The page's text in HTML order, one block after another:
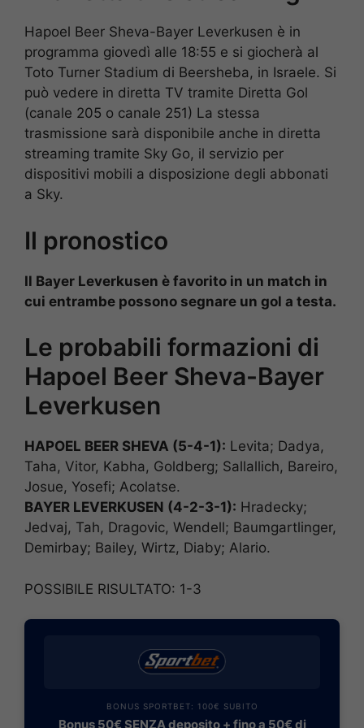
Hapoel Beer Sheva-Bayer Leverkusen è in
programma giovedì alle 18:55 e si giocherà al
Toto Turner Stadium di Beersheba, in Israele. Si
può vedere in diretta TV tramite Diretta Gol
(canale 205 o canale 251) La stessa
trasmissione sarà disponibile anche in diretta
streaming tramite Sky Go, il servizio per
dispositivi mobili a disposizione degli abbonati
a Sky.
Il pronostico
Il Bayer Leverkusen è favorito in un match in
cui entrambe possono segnare un gol a testa.
Le probabili formazioni di
Hapoel Beer Sheva-Bayer
Leverkusen
HAPOEL BEER SHEVA (5-4-1): Levita; Dadya,
Taha, Vitor, Kabha, Goldberg; Sallallich, Bareiro,
Josue, Yosefi; Acolatse.
BAYER LEVERKUSEN (4-2-3-1): Hradecky;
Jedvaj, Tah, Dragovic, Wendell; Baumgartlinger,
Demirbay; Bailey, Wirtz, Diaby; Alario.
POSSIBILE RISULTATO: 1-3
BONUS SPORTBET: 100€ SUBITO
Bonus 50€ SENZA deposito + fino a 50€ di